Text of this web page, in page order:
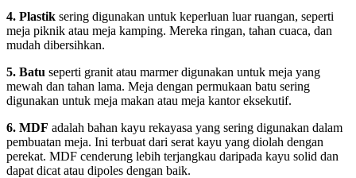
4. Plastik sering digunakan untuk keperluan luar ruangan, seperti
meja piknik atau meja kamping. Mereka ringan, tahan cuaca, dan
mudah dibersihkan.
5. Batu seperti granit atau marmer digunakan untuk meja yang
mewah dan tahan lama. Meja dengan permukaan batu sering
digunakan untuk meja makan atau meja kantor eksekutif.
6. MDF adalah bahan kayu rekayasa yang sering digunakan dalam
pembuatan meja. Ini terbuat dari serat kayu yang diolah dengan
perekat. MDF cenderung lebih terjangkau daripada kayu solid dan
dapat dicat atau dipoles dengan baik.